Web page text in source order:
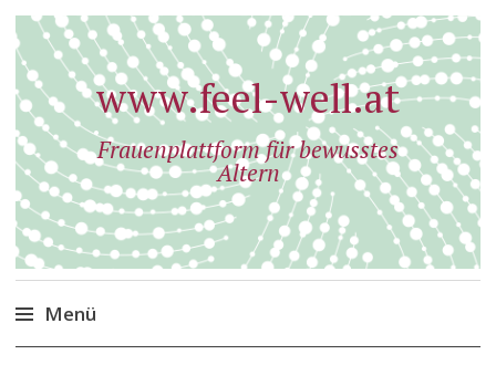
www.feel-well.at
Frauenplattform für bewusstes
Altern
Menü